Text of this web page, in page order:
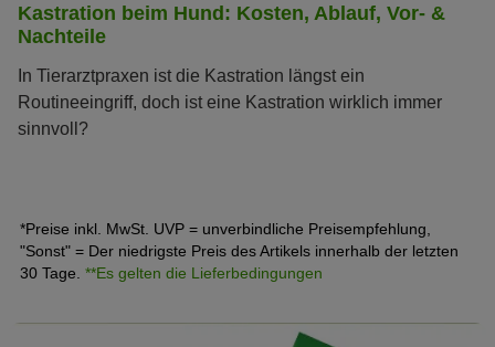
Kastration beim Hund: Kosten, Ablauf, Vor- &
Nachteile
In Tierarztpraxen ist die Kastration längst ein
Routineeingriff, doch ist eine Kastration wirklich immer
sinnvoll?
*Preise inkl. MwSt. UVP = unverbindliche Preisempfehlung,
"Sonst" = Der niedrigste Preis des Artikels innerhalb der letzten
30 Tage. **Es gelten die Lieferbedingungen